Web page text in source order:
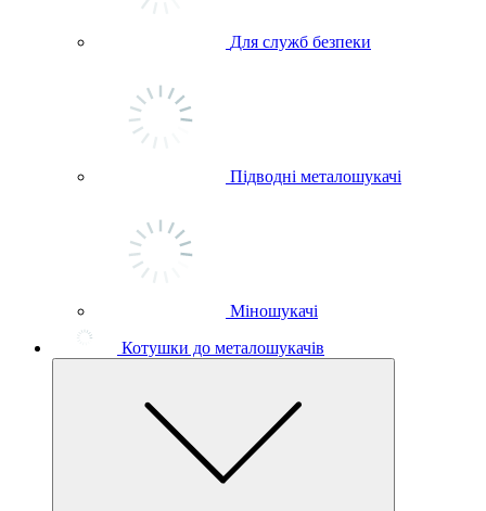
Для служб безпеки
Підводні металошукачі
Міношукачі
Котушки до металошукачів